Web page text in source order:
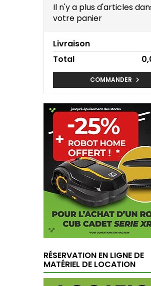
Il n'y a plus d'articles
votre panier
Livraison
Total
COMMANDER 
RÉSERVATION EN LIGNE DE
MATÉRIEL DE LOCATION